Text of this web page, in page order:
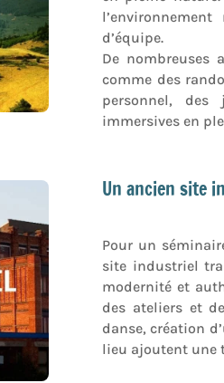
d’équipe.
De nombreuses
comme des
personnel, des
immersives en
Un ancien site
Pour un
site industriel
modernité et
des ateliers et
danse, création
lieu ajoutent une